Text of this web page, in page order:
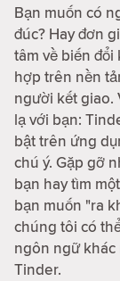
Bạn muốn có
đúc? Hay đơn
tâm về biến
hợp trên nền
người kết giao.
lạ với bạn:
bật trên ứng
chú ý. Gặp gỡ
bạn hay tìm
bạn muốn "ra
chúng tôi có
ngôn ngữ
Tinder.